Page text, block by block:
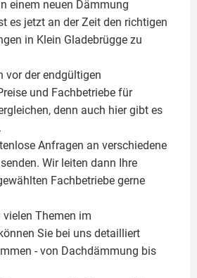
einem neuen Dämmung
es jetzt an der Zeit den richtigen
in Klein Gladebrügge zu
vor der endgültigen
und Fachbetriebe für
denn auch hier gibt es
Anfragen an verschiedene
Wir leiten dann Ihre
Fachbetriebe gerne
Themen im
Sie bei uns detailliert
- von Dachdämmung bis